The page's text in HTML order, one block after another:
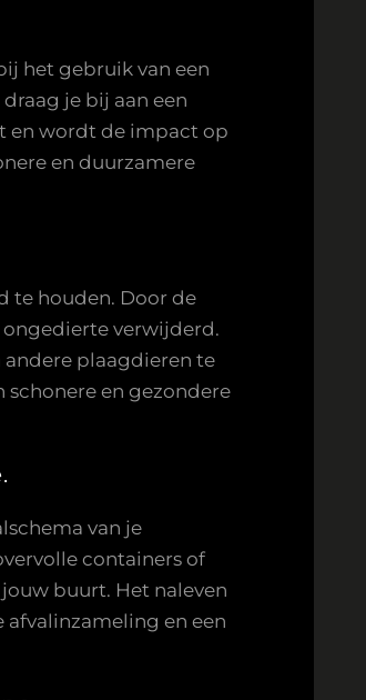
het gebruik van een
je bij aan een
en wordt de impact op
en duurzamere
te houden. Door de
verwijderd.
andere plaagdieren te
schonere en gezondere
van je
containers of
buurt. Het naleven
afvalinzameling en een